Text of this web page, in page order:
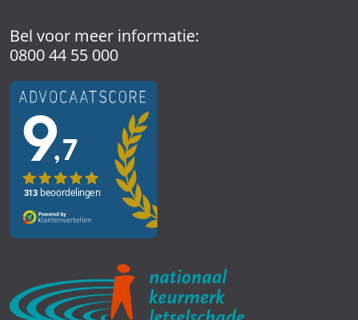
Bel voor meer informatie:
0800 44 55 000